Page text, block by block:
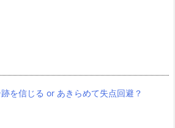
を信じる or あきらめて失点回避？